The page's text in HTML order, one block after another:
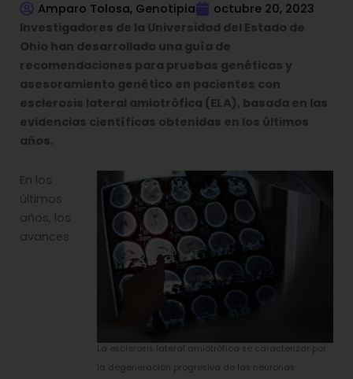
Amparo Tolosa, Genotipia
octubre 20, 2023
Investigadores de la Universidad del Estado de
Ohio han desarrollado una guía de
recomendaciones para pruebas genéticas y
asesoramiento genético en pacientes con
esclerosis lateral amiotrófica (ELA), basada en las
evidencias científicas obtenidas en los últimos
años.
La esclerosis lateral amiotrófica se caracterizar por
la degeneración progresiva de las neuronas
En los
últimos
años, los
avances